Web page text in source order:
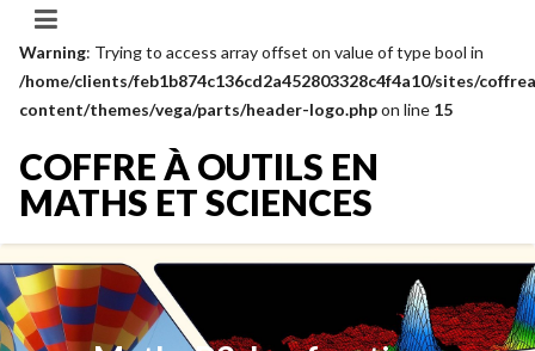
Warning: Trying to access array offset on value of type bool in
/home/clients/feb1b874c136cd2a452803328c4f4a10/sites/
content/themes/vega/parts/header-logo.phpon line 15
COFFRE À OUTILS EN
MATHS ET SCIENCES